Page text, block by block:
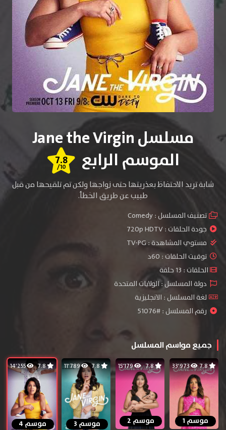
مسلسل Jane the Virgin
الموسم الرابع
7.8
/10
شابة تريد الاحتفاظ بعذريتها حتى زواجها ولكن تم تلقيحها من قبل
طبيب عن طريق الخطأ.
تصنيف المسلسل :Comedy
جودة الحلقات :720p HDTV
مستوي المشاهدة :TV-PG
توقيت الحلقات : 60د
الحلقات : 13 حلقة
دولة المسلسل : الولايات المتحدة
لغة المسلسل : الانجليزية
رقم المسلسل : #51076
جميع مواسم المسلسل
7.8 33٬973
موسم 1
7.8 15٬179
موسم 2
7.8 11٬789
موسم 3
7.8 14٬255
موسم 4